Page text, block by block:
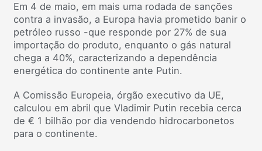
Em 4 de maio, em mais uma rodada de sanções
contra a invasão, a Europa havia prometido banir o
petróleo russo -que responde por 27% de sua
importação do produto, enquanto o gás natural
chega a 40%, caracterizando a dependência
energética do continente ante Putin.
A Comissão Europeia, órgão executivo da UE,
calculou em abril que Vladimir Putin recebia cerca
de € 1 bilhão por dia vendendo hidrocarbonetos
para o continente.